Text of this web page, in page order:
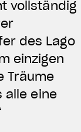
vollständig
des Lago
einzigen
Träume
alle eine